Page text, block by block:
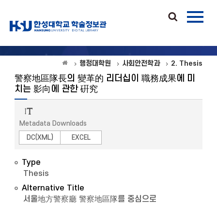
행정대학원 사회안전학과 2. Thesis
警察地區隊長의 變革的 리더십이 職務成果에 미
치는 影向에 관한 硏究
Metadata Downloads
DC(XML)
EXCEL
Type
Thesis
Alternative Title
서울地方警察廳 警察地區隊를 중심으로